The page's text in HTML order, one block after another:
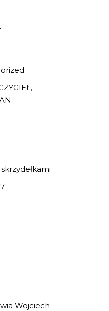
Wojciech